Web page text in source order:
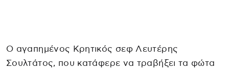
Ο αγαπημένος Κρητικός σεφ Λευτέρης
Σουλτάτος, που κατάφερε να τραβήξει τα φώτα